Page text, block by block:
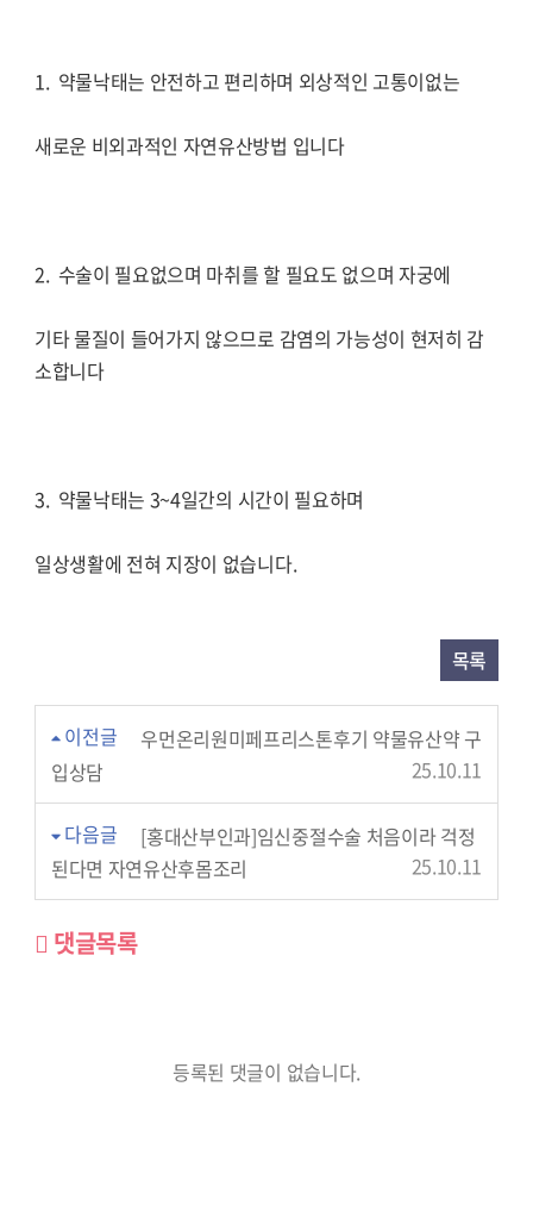
1. 약물낙태는 안전하고 편리하며 외상적인 고통이없는
새로운 비외과적인 자연유산방법 입니다
2. 수술이 필요없으며 마취를 할 필요도 없으며 자궁에
기타 물질이 들어가지 않으므로 감염의 가능성이 현저히 감
소합니다
3. 약물낙태는 3~4일간의 시간이 필요하며
일상생활에 전혀 지장이 없습니다.
목록
이전글
우먼온리원미페프리스톤후기 약물유산약 구
입상담
25.10.11
다음글
[홍대산부인과]임신중절수술 처음이라 걱정
된다면 자연유산후몸조리
25.10.11
댓글목록
등록된 댓글이 없습니다.